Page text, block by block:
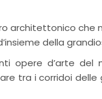
che
della
opere d’arte del
tra i corridoi